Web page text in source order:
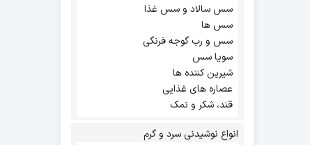
سس سالاد و سس غذا
سس ها
سس و رب گوجه فرنگی
سویا سس
شیرین کننده ها
عصاره های غذایی
قند، شکر و نمک
انواع نوشیدنی سرد و گرم